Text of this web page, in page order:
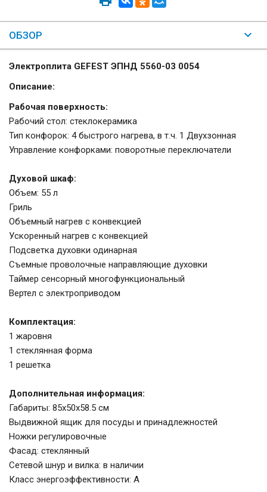
ОБЗОР
Электроплита GEFEST ЭПНД 5560-03 0054
Описание:
Рабочая поверхность:
Рабочий стол: стеклокерамика
Тип конфорок: 4 быстрого нагрева, в т.ч. 1 Двухзонная
Управление конфорками: поворотные переключатели
Духовой шкаф:
Объем: 55 л
Гриль
Объемный нагрев с конвекцией
Ускоренный нагрев с конвекцией
Подсветка духовки одинарная
Съемные проволочные направляющие духовки
Таймер сенсорный многофункциональный
Вертел с электроприводом
Комплектация:
1 жаровня
1 стеклянная форма
1 решетка
Дополнительная информация:
Габариты: 85х50х58.5 см
Выдвижной ящик для посуды и принадлежностей
Ножки регулировочные
Фасад: стеклянный
Сетевой шнур и вилка: в наличии
Класс энергоэффективности: A